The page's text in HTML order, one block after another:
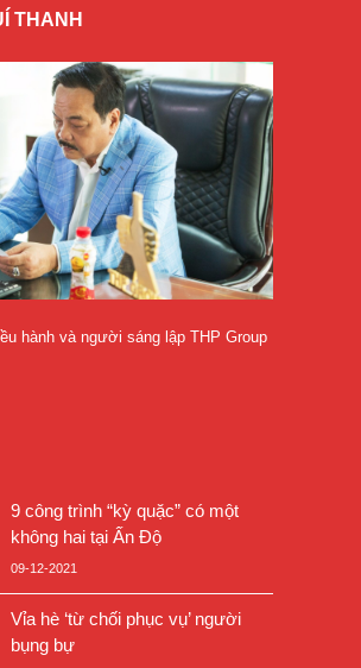
THANH
hành và người sáng lập THP Group
9 công trình “kỳ quặc” có một
không hai tại Ấn Độ
09-12-2021
Vỉa hè ‘từ chối phục vụ’ người
bụng bự